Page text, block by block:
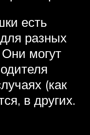
есть
разных
могут
(как
в других.